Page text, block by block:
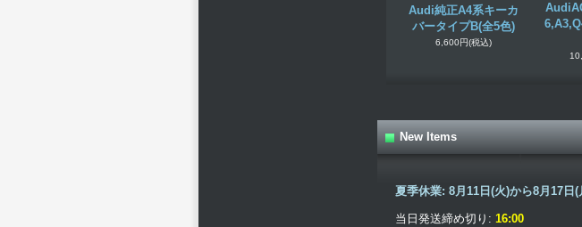
Audi純正A4系キーカ
バータイプB(全5色)
6,600円(税込)
New Items
夏季休業: 8月11日(火)から8月17日(
当日発送締め切り: 16:00